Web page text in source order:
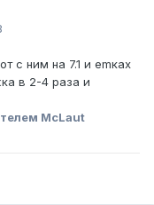
с ним на 7.1 и emках
в 2-4 раза и
McLaut